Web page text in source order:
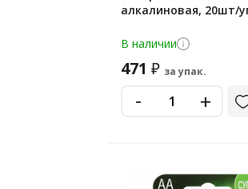
алкалиновая, 20шт/
В наличии
471 ₽ за упак.
- +